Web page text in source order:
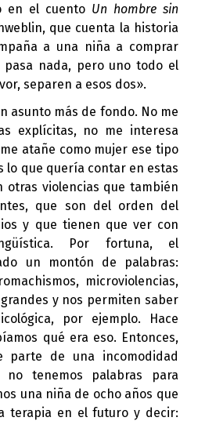
en el cuento Un hombre sin
que cuenta la historia
a una niña a comprar
pasa nada, pero uno todo el
separen a esos dos».
asunto más de fondo. No me
explícitas, no me interesa
atañe como mujer ese tipo
lo que quería contar en estas
otras violencias que también
que son del orden del
y que tienen que ver con
Por fortuna, el
un montón de palabras:
microviolencias,
y nos permiten saber
por ejemplo. Hace
qué era eso. Entonces,
parte de una incomodidad
no tenemos palabras para
una niña de ocho años que
terapia en el futuro y decir: